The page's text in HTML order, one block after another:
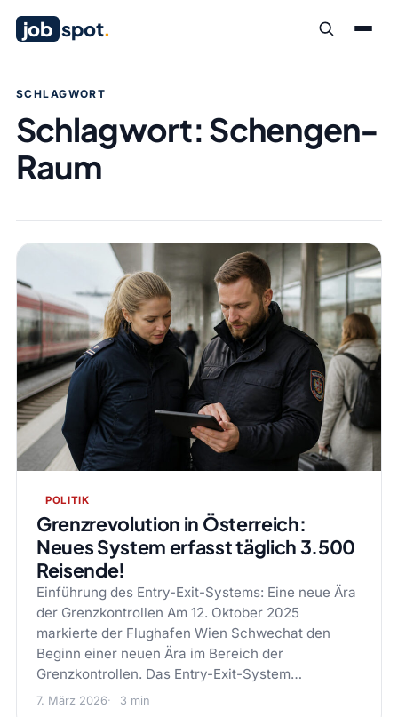
job spot.
SCHLAGWORT
Schlagwort:Schengen-
Raum
POLITIK
Grenzrevolution in Österreich:
Neues System erfasst täglich 3.500
Reisende!
Einführung des Entry-Exit-Systems: Eine neue Ära
der Grenzkontrollen Am 12. Oktober 2025
markierte der Flughafen Wien Schwechat den
Beginn einer neuen Ära im Bereich der
Grenzkontrollen. Das Entry-Exit-System…
7. März 2026 3 min